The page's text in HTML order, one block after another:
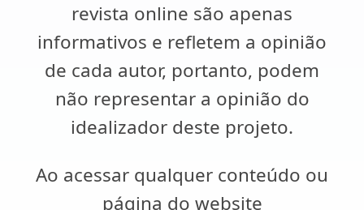
revista online são apenas
informativos e refletem a opinião
de cada autor, portanto, podem
não representar a opinião do
idealizador deste projeto.
Ao acessar qualquer conteúdo ou
página do website